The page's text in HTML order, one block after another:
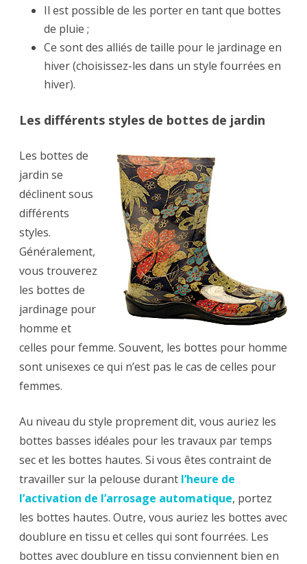
Il est possible de les porter en tant que bottes
de pluie ;
Ce sont des alliés de taille pour le jardinage en
hiver (choisissez-les dans un style fourrées en
hiver).
Les différents styles de bottes de jardin
Les bottes de
jardin se
déclinent sous
différents
styles.
Généralement,
vous trouverez
les bottes de
jardinage pour
homme et
celles pour femme. Souvent, les bottes pour homme
sont unisexes ce qui n’est pas le cas de celles pour
femmes.
Au niveau du style proprement dit, vous auriez les
bottes basses idéales pour les travaux par temps
sec et les bottes hautes. Si vous êtes contraint de
travailler sur la pelouse durant l’heure de
l’activation de l’arrosage automatique, portez
les bottes hautes. Outre, vous auriez les bottes avec
doublure en tissu et celles qui sont fourrées. Les
bottes avec doublure en tissu conviennent bien en